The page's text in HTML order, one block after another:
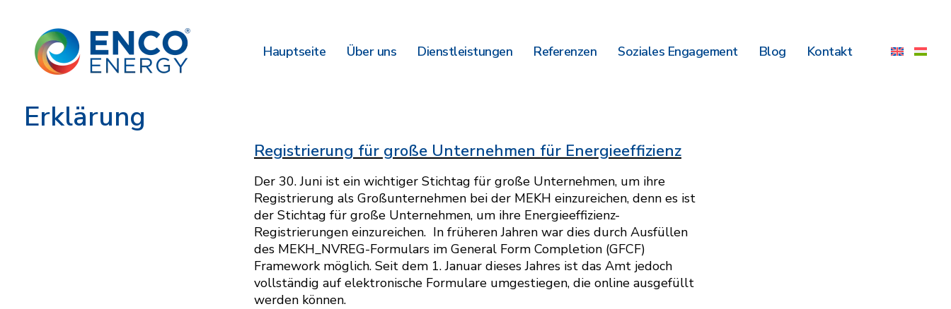
Hauptseite Über uns Dienstleistungen Referenzen Soziales Engagement Blog Kontakt
Erklärung
Registrierung für große Unternehmen für Energieeffizienz
Der 30. Juni ist ein wichtiger Stichtag für große Unternehmen, um ihre
Registrierung als Großunternehmen bei der MEKH einzureichen, denn es ist
der Stichtag für große Unternehmen, um ihre Energieeffizienz-
Registrierungen einzureichen. In früheren Jahren war dies durch Ausfüllen
des MEKH_NVREG-Formulars im General Form Completion (GFCF)
Framework möglich. Seit dem 1. Januar dieses Jahres ist das Amt jedoch
vollständig auf elektronische Formulare umgestiegen, die online ausgefüllt
werden können.